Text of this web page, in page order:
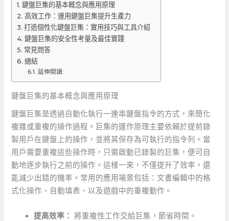
鍵盤巨集的基本概念與應用原理
高效工作：運用鍵盤巨集提升生產力
打造個性化鍵盤巨集：實用技巧與工具介紹
鍵盤巨集的安全性考量及最佳實踐
常見問答
總結
延伸閱讀:
鍵盤巨集的基本概念與應用原理
鍵盤巨集是透過自動化執行一連串鍵盤指令的方式，來簡化
複雜或重複的操作過程。巨集的運作原理主要依賴於提前錄
製用戶在鍵盤上的操作，並將其保存為可執行的指令列。當
用戶需要重複這些操作時，只需啟動已錄製的巨集，便可自
動地逐步執行之前的操作。這樣一來，不僅提升了效率，還
能減少出錯的機率。常用的應用場景包括：文書編輯中的格
式化操作、自動填表、以及遊戲中的重複動作。
提高效率： 將重複性工作交給巨集，節省時間。